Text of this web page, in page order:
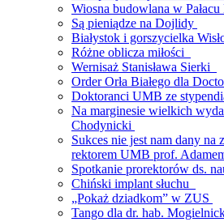
Wiosna budowlana w
Są pieniądze na Dojlidy
Białystok i gorszycielka
Różne oblicza miłości
Wernisaż Stanisława Sierki
Order Orła Białego dla
Doktoranci UMB ze
Na marginesie wielkich
Chodynicki
Sukces nie jest nam dany na
rektorem UMB prof.
Spotkanie prorektorów ds.
Chiński implant słuchu
„Pokaż dziadkom” w ZUS
Tango dla dr. hab.